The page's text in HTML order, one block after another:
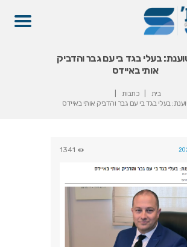
בעלי בגד בי עם גבר והדביק
אותי באיידס
בית
כתבות
בעלי בגד בי עם גבר והדביק אותי באיידס
1341